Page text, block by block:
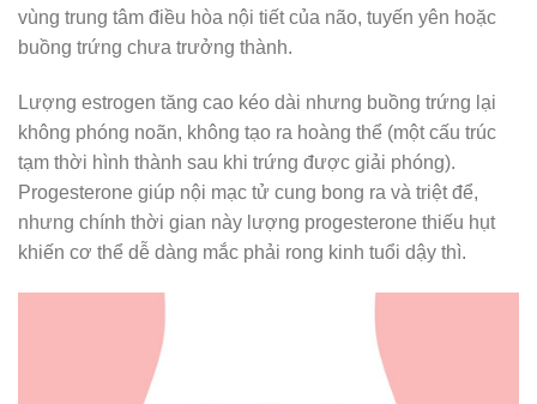
vùng trung tâm điều hòa nội tiết của não, tuyến yên hoặc
buồng trứng chưa trưởng thành.
Lượng estrogen tăng cao kéo dài nhưng buồng trứng lại
không phóng noãn, không tạo ra hoàng thể (một cấu trúc
tạm thời hình thành sau khi trứng được giải phóng).
Progesterone giúp nội mạc tử cung bong ra và triệt để,
nhưng chính thời gian này lượng progesterone thiếu hụt
khiến cơ thể dễ dàng mắc phải rong kinh tuổi dậy thì.